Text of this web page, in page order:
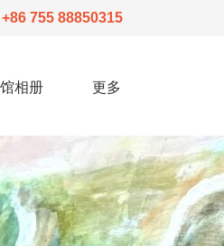
+86 755 88850315
相册 更多